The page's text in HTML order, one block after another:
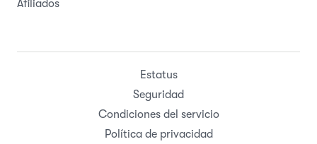
Afiliados
Estatus
Seguridad
Condiciones del servicio
Política de privacidad